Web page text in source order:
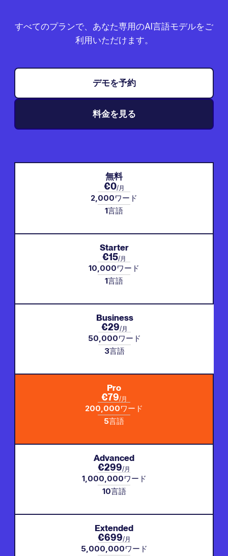
すべてのプランで、あなた専用のAI言語モデルをご
利用いただけます。
デモを予約
料金を見る
無料
€0/月
2,000ワード
1言語
Starter
€15/月
10,000ワード
1言語
Business
€29/月
50,000ワード
3言語
Pro
€79/月
200,000ワード
5言語
Advanced
€299/月
1,000,000ワード
10言語
Extended
€699/月
5,000,000ワード